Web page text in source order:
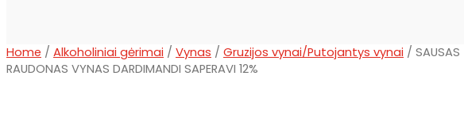
Home / Alkoholiniai gėrimai / Vynas / Gruzijos vynai/Putojantys vynai / SAUSAS
RAUDONAS VYNAS DARDIMANDI SAPERAVI 12%